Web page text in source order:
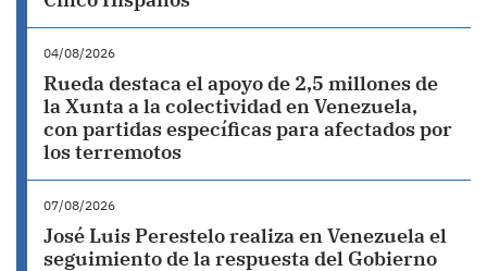
04/08/2026
Rueda destaca el apoyo de 2,5 millones de
la Xunta a la colectividad en Venezuela,
con partidas específicas para afectados por
los terremotos
07/08/2026
José Luis Perestelo realiza en Venezuela el
seguimiento de la respuesta del Gobierno